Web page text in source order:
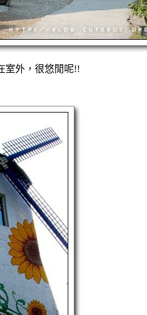
室外，很悠閒呢!!